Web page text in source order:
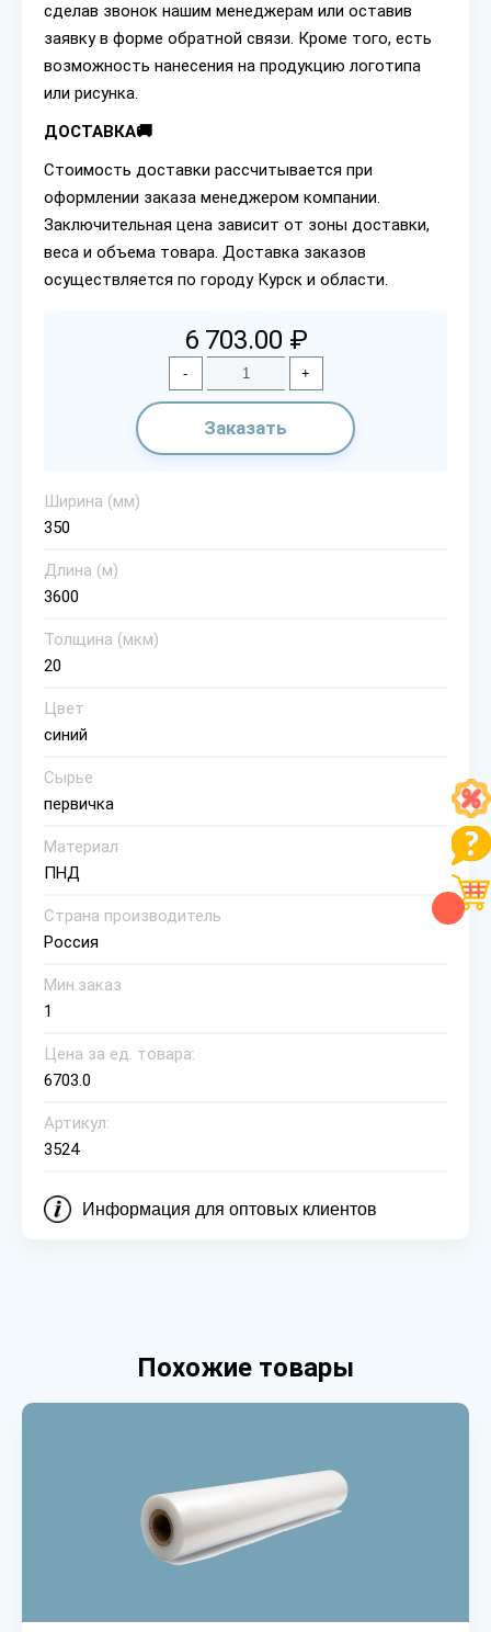
сделав звонок нашим менеджерам или оставив
заявку в форме обратной связи. Кроме того, есть
возможность нанесения на продукцию логотипа
или рисунка.
ДОСТАВКА🚚
Стоимость доставки рассчитывается при
оформлении заказа менеджером компании.
Заключительная цена зависит от зоны доставки,
веса и объема товара. Доставка заказов
осуществляется по городу Курск и области.
6 703.00 ₽
- +
Заказать
Ширина (мм)
350
Длина (м)
3600
Толщина (мкм)
20
Цвет
синий
Сырье
первичка
Материал
ПНД
Страна производитель
Россия
Мин.заказ
1
Цена за ед. товара:
6703.0
Артикул:
3524
Информация для оптовых клиентов
Похожие товары